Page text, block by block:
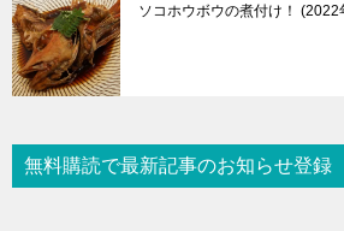
ソコホウボウの煮付け！ 2022
無料購読で最新記事のお知らせ登録